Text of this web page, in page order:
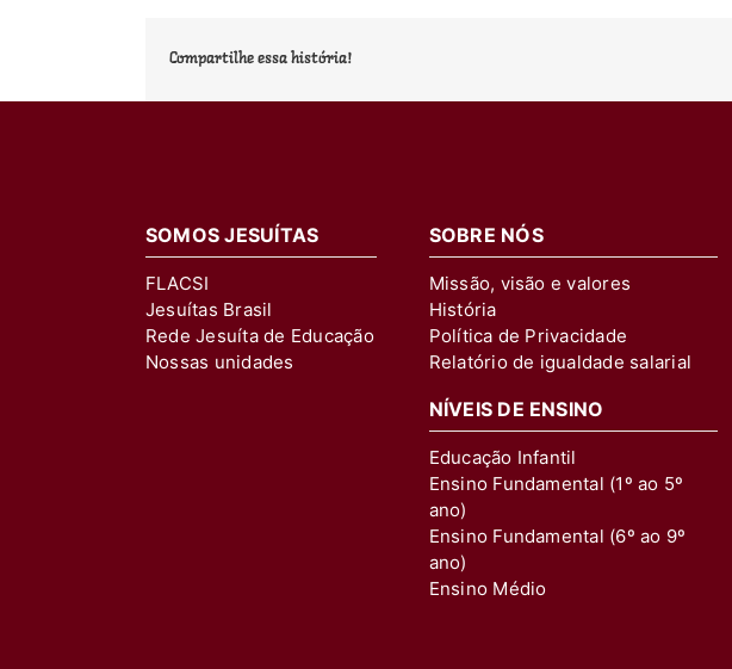
Compartilhe essa história!
SOMOS JESUÍTAS
FLACSI
Jesuítas Brasil
Rede Jesuíta de Educação
Nossas unidades
SOBRE NÓS
Missão, visão e valores
História
Política de Privacidade
Relatório de igualdade salarial
NÍVEIS DE ENSINO
Educação Infantil
Ensino Fundamental (1º ao 5º
ano)
Ensino Fundamental (6º ao 9º
ano)
Ensino Médio